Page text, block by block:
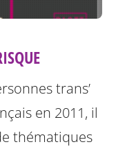
trans’
en 2011, il
thématiques